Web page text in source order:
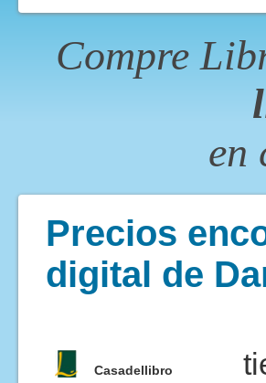
Compre
en
Precios
digital de
Casadellibro